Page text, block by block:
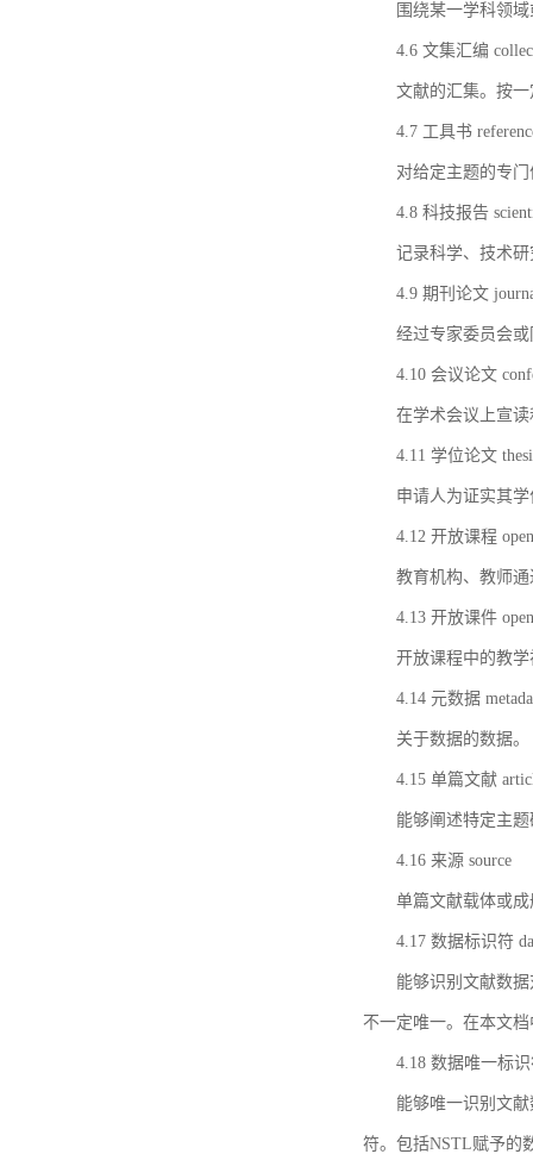
围绕某一学科领
4.6 文集汇编
文献的汇集。按
4.7 工具书
对给定主题的专
4.8 科技报告
记录科学、技术
4.9 期刊论文
经过专家委员会
4.10 会议论文
在学术会议上宣
4.11 学位论文
申请人为证实其
4.12 开放课程
教育机构、教师
4.13 开放课件
开放课程中的教
4.14 元数据
关于数据的数据。
4.15 单篇文献
能够阐述特定主
4.16 来源 source
单篇文献载体或
4.17 数据标识符
能够识别文献数
不一定唯一。在本文
4.18 数据唯一标
能够唯一识别文
符。包括NSTL赋予的